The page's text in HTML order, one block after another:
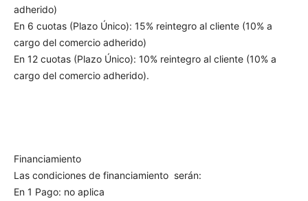
adherido)
En 6 cuotas (Plazo Único): 15% reintegro al cliente (10% a
cargo del comercio adherido)
En 12 cuotas (Plazo Único): 10% reintegro al cliente (10% a
cargo del comercio adherido).
Financiamiento
Las condiciones de financiamiento serán:
En 1 Pago: no aplica